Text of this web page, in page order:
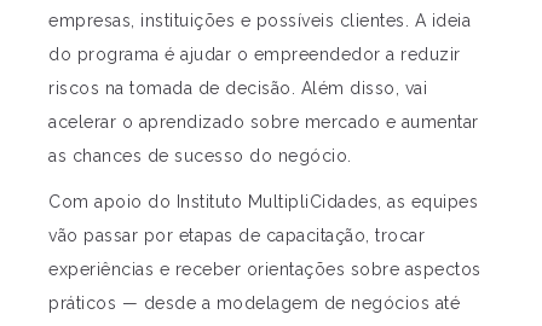
empresas, instituições e possíveis clientes. A ideia
do programa é ajudar o empreendedor a reduzir
riscos na tomada de decisão. Além disso, vai
acelerar o aprendizado sobre mercado e aumentar
as chances de sucesso do negócio.
Com apoio do Instituto MultipliCidades, as equipes
vão passar por etapas de capacitação, trocar
experiências e receber orientações sobre aspectos
práticos — desde a modelagem de negócios até